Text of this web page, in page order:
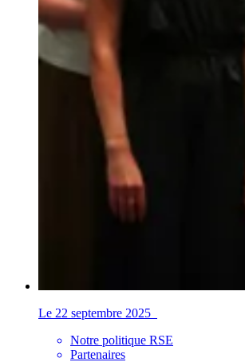
Le 22 septembre 2025
Notre politique RSE
Partenaires